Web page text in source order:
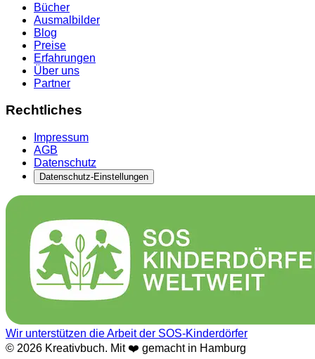
Bücher
Ausmalbilder
Blog
Preise
Erfahrungen
Über uns
Partner
Rechtliches
Impressum
AGB
Datenschutz
Datenschutz-Einstellungen
Wir unterstützen die Arbeit der SOS-Kinderdörfer
© 2026 Kreativbuch. Mit ❤️ gemacht in Hamburg